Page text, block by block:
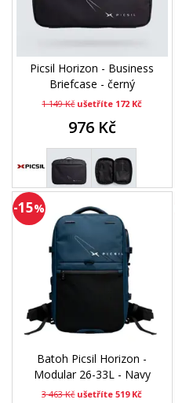
Picsil Horizon - Business
Briefcase - černý
1 149 Kč ušetříte 172 Kč
976 Kč
-15%
Batoh Picsil Horizon -
Modular 26-33L - Navy
3 463 Kč ušetříte 519 Kč